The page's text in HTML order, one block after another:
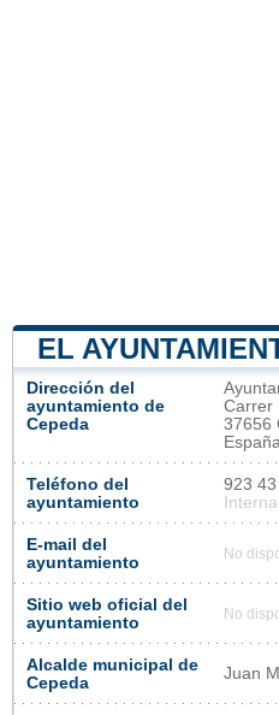
EL
Dirección del
ayuntamiento de
Cepeda
Carrer
37656
Teléfono del
ayuntamiento
923
E-mail del
ayuntamiento
No
Sitio web oficial del
ayuntamiento
No
Alcalde municipal de
Cepeda
Juan